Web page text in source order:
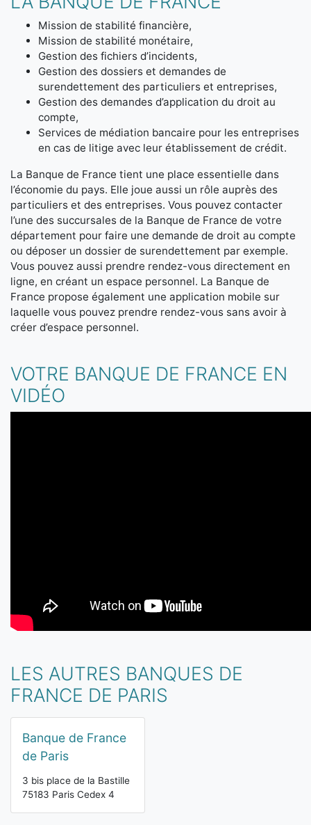
Mission de stabilité financière,
Mission de stabilité monétaire,
Gestion des fichiers d’incidents,
Gestion des dossiers et demandes de
surendettement des particuliers et entreprises,
Gestion des demandes d’application du droit au
compte,
Services de médiation bancaire pour les entreprises
en cas de litige avec leur établissement de crédit.
La Banque de France tient une place essentielle dans
l’économie du pays. Elle joue aussi un rôle auprès des
particuliers et des entreprises. Vous pouvez contacter
l’une des succursales de la Banque de France de votre
département pour faire une demande de droit au compte
ou déposer un dossier de surendettement par exemple.
Vous pouvez aussi prendre rendez-vous directement en
ligne, en créant un espace personnel. La Banque de
France propose également une application mobile sur
laquelle vous pouvez prendre rendez-vous sans avoir à
créer d’espace personnel.
VOTRE BANQUE DE FRANCE EN
VIDÉO
LES AUTRES BANQUES DE
FRANCE DE PARIS
Banque de France
de Paris
3 bis place de la Bastille
75183 Paris Cedex 4